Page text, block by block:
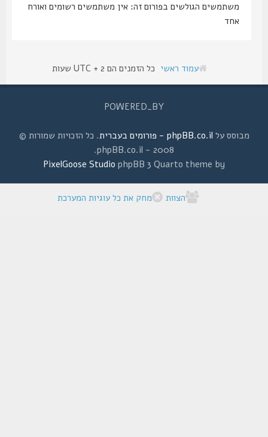
משתמשים הגולשים בפורום זה: אין משתמשים רשומים ואורח
עמוד ראשי כל הזמנים הם UTC + 2 שעות
POWERED_BY
מבוסס עלphpBB.co.il - פורומים בעברית
. כל הזכויות שמורות ©
2008 - phpBB.co.il.
phpBB 3 Quarto theme by
PixelGoose Studio
הצוות מחק את כל עוגיות המערכת